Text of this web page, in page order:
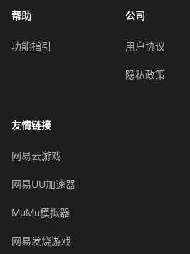
帮助
功能指引
公司
用户协议
隐私政策
友情链接
网易云游戏
网易UU加速器
MuMu模拟器
网易发烧游戏